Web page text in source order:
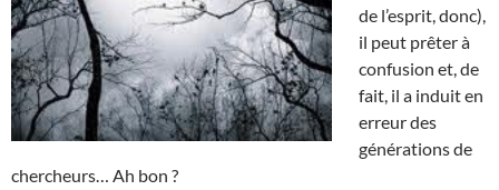
de l’esprit, donc),
il peut prêter à
confusion et, de
fait, il a induit en
erreur des
générations de
chercheurs… Ah bon ?